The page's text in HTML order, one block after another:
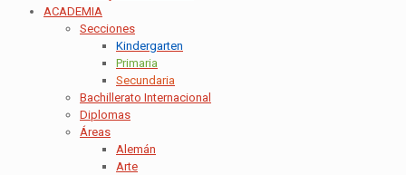
ACADEMIA
Secciones
Kindergarten
Primaria
Secundaria
Bachillerato Internacional
Diplomas
Áreas
Alemán
Arte